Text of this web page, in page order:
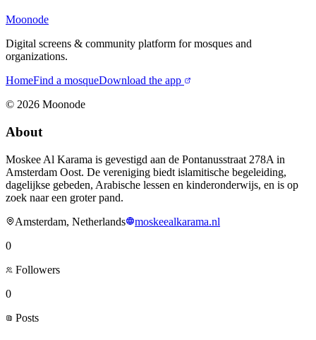
Moonode
Digital screens & community platform for mosques and
organizations.
HomeFind a mosqueDownload the app
© 2026 Moonode
About
Moskee Al Karama is gevestigd aan de Pontanusstraat 278A in
Amsterdam Oost. De vereniging biedt islamitische begeleiding,
dagelijkse gebeden, Arabische lessen en kinderonderwijs, en is op
zoek naar een groter pand.
Amsterdam, Netherlands
moskeealkarama.nl
0
Followers
0
Posts